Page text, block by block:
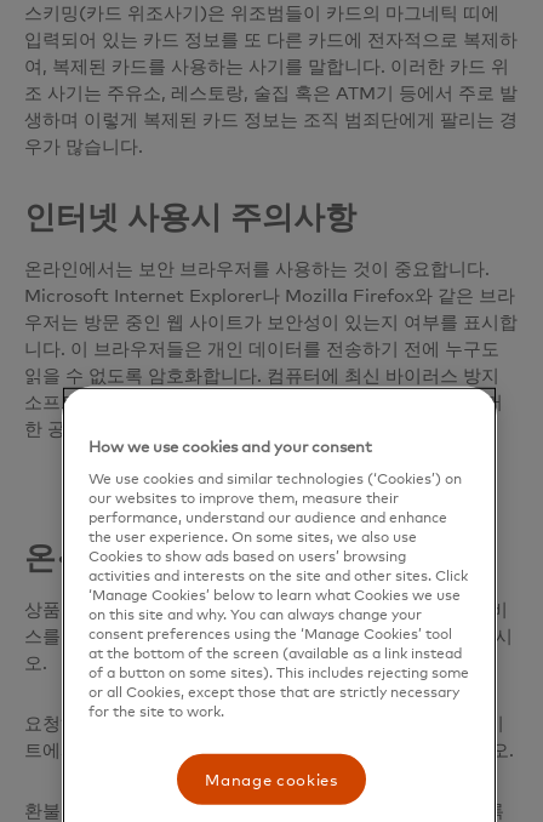
스키밍(카드 위조사기)은 위조범들이 카드의 마그네틱 띠에
입력되어 있는 카드 정보를 또 다른 카드에 전자적으로 복제하
여, 복제된 카드를 사용하는 사기를 말합니다. 이러한 카드 위
조 사기는 주유소, 레스토랑, 술집 혹은 ATM기 등에서 주로 발
생하며 이렇게 복제된 카드 정보는 조직 범죄단에게 팔리는 경
우가 많습니다.
인터넷 사용시 주의사항
온라인에서는 보안 브라우저를 사용하는 것이 중요합니다.
Microsoft Internet Explorer나 Mozilla Firefox와 같은 브라
우저는 방문 중인 웹 사이트가 보안성이 있는지 여부를 표시합
니다. 이 브라우저들은 개인 데이터를 전송하기 전에 누구도
읽을 수 없도록 암호화합니다. 컴퓨터에 최신 바이러스 방지
소프트웨어가 설치되어있는지 확인하십시오. 방화벽도 이러
한 공격으로부터 고객님을 보호하는데 도움을 줍니다.
온·오프라인 구매 시 주의점
상품 판매자 및 구매처를 확인하십시오. 잘 알려진 업체/서비
스를 이용하고 브라우저에 인터넷 주소를 직접 입력해 보십시
오.
요청하지 않은 이메일에 개인 정보를 제공하지 말고, 웹 사이
트에서 보안 결제 사용 여부를 묻는 경우 ‘예’를 선택하십시오.
환불 또는 교환을 원하는 경우 영수증과 함께 모든 거래 기록
How we use cookies and your consent
We use cookies and similar technologies (‘Cookies’) on
our websites to improve them, measure their
performance, understand our audience and enhance
the user experience. On some sites, we also use
Cookies to show ads based on users’ browsing
activities and interests on the site and other sites. Click
‘Manage Cookies’ below to learn what Cookies we use
on this site and why. You can always change your
consent preferences using the ‘Manage Cookies’ tool
at the bottom of the screen (available as a link instead
of a button on some sites). This includes rejecting some
or all Cookies, except those that are strictly necessary
for the site to work.
Manage cookies